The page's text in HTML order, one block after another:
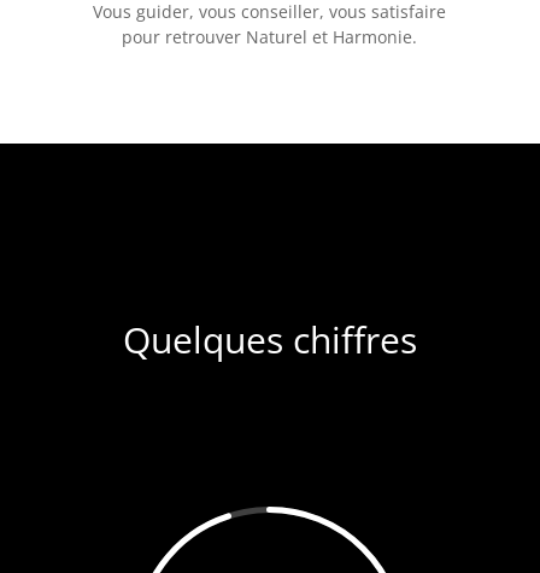
Vous guider, vous conseiller, vous satisfaire
pour retrouver Naturel et Harmonie.
Quelques chiffres